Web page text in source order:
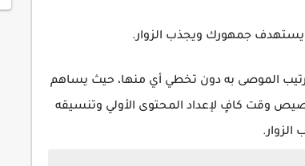
يستهدف جمهورك ويجذب الزوار.
الموصى به دون تخطي أي منها، حيث يساهم
وقت كافٍ لإعداد المحتوى الأولي وتنسيقه
الزوار.